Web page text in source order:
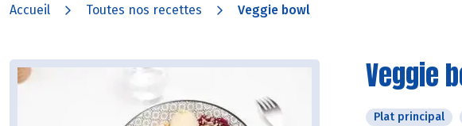
Accueil Toutes nos recettes Veggie bowl
Veggie
Plat principal